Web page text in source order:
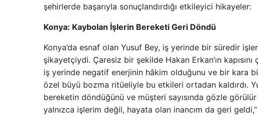
şehirlerde başarıyla sonuçlandırdığı etkileyici hikayeler:
Konya: Kaybolan İşlerin Bereketi Geri Döndü
Konya’da esnaf olan Yusuf Bey, iş yerinde bir süredir
şikayetçiydi. Çaresiz bir şekilde Hakan Erkan’ın
iş yerinde negatif enerjinin hâkim olduğunu ve bir kara
özel büyü bozma ritüeliyle bu etkileri ortadan kaldırdı.
bereketin döndüğünü ve müşteri sayısında gözle
yalnızca işlerim değil, hayata olan inancım da geri